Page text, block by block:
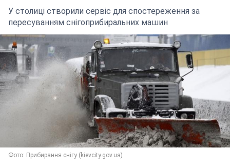
У столиці створили сервіс для спостереження за
пересуванням снігоприбиральних машин
Фото: Прибирання снігу (kievcity.gov.ua)